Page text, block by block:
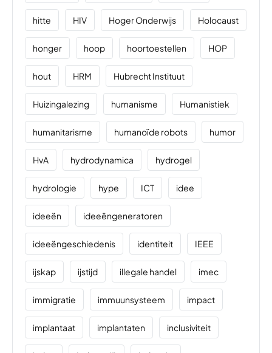
hitte HIV Hoger Onderwijs Holocaust
honger hoop hoortoestellen HOP
hout HRM Hubrecht Instituut
Huizingalezing humanisme Humanistiek
humanitarisme humanoïde robots humor
HvA hydrodynamica hydrogel
hydrologie hype ICT idee
ideeën ideeëngeneratoren
ideeëngeschiedenis identiteit IEEE
ijskap ijstijd illegale handel imec
immigratie immuunsysteem impact
implantaat implantaten inclusiviteit